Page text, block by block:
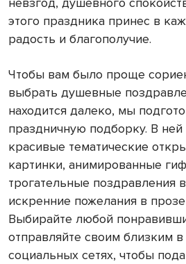
этого праздника принес в
радость и благополучие.
Чтобы вам было проще
выбрать душевные
находится далеко, мы
праздничную подборку. В
красивые тематические
картинки, анимированные
трогательные поздравления
искренние пожелания в
Выбирайте любой
отправляйте своим близким
социальных сетях, чтобы